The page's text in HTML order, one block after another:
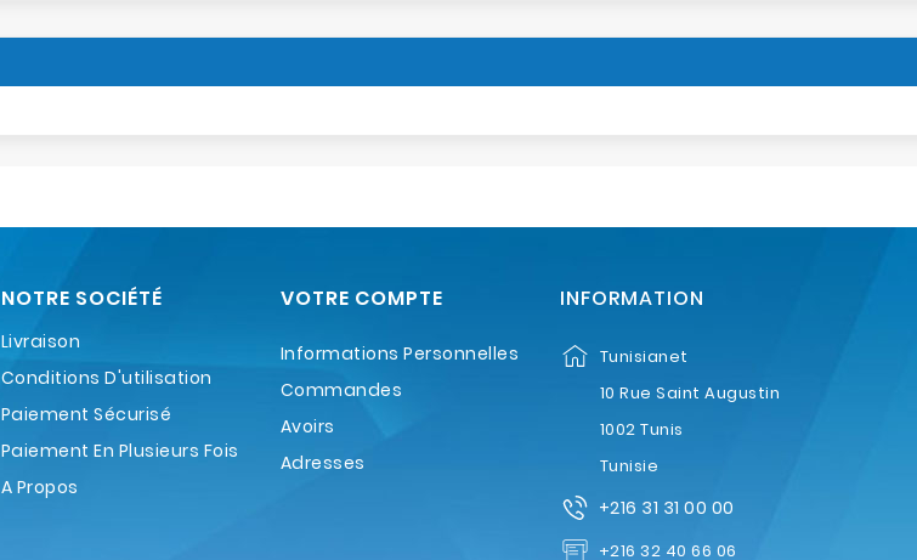
NOTRE SOCIÉTÉ
Livraison
Conditions D'utilisation
Paiement Sécurisé
Paiement En Plusieurs Fois
A Propos
VOTRE COMPTE
Informations Personnelles
Commandes
Avoirs
Adresses
INFORMATION
Tunisianet
10 Rue Saint Augustin
1002 Tunis
Tunisie
+216 31 31 00 00
+216 32 40 66 06